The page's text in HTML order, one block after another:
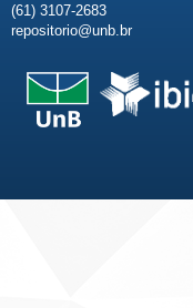
(61) 3107-2683
repositorio@unb.br